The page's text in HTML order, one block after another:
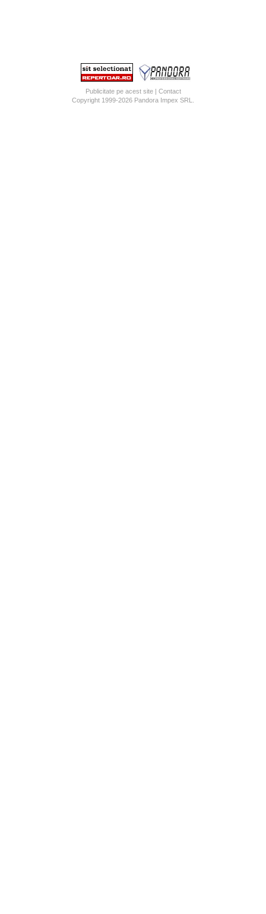
Publicitate pe acest site| Contact
Copyright 1999-2026 Pandora Impex SRL